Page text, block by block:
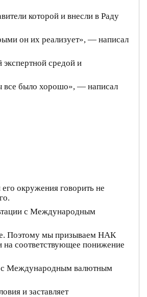
которой и внесли в Раду
он их реализует», — написал
средой и
все было хорошо», — написал
окружения говорить не
с Международным
Поэтому мы призываем НАК
соответствующее понижение
с Международным валютным
и заставляет